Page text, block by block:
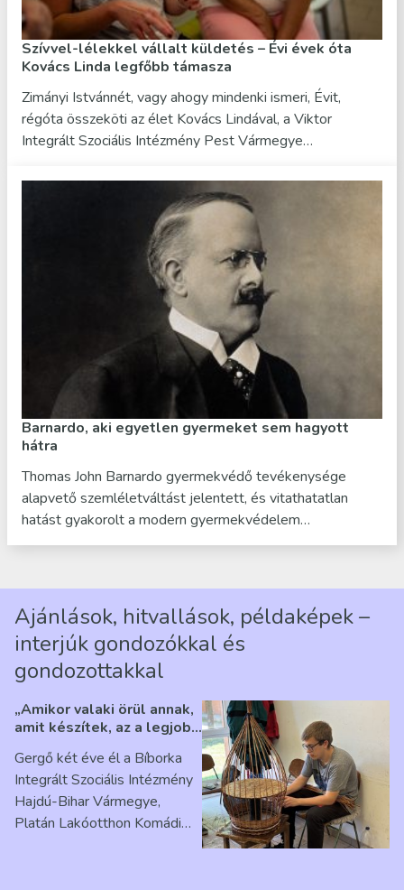
Szívvel-lélekkel vállalt küldetés – Évi évek óta
Kovács Linda legfőbb támasza
Zimányi Istvánnét, vagy ahogy mindenki ismeri, Évit,
régóta összeköti az élet Kovács Lindával, a Viktor
Integrált Szociális Intézmény Pest Vármegye…
Barnardo, aki egyetlen gyermeket sem hagyott
hátra
Thomas John Barnardo gyermekvédő tevékenysége
alapvető szemléletváltást jelentett, és vitathatatlan
hatást gyakorolt a modern gyermekvédelem…
Ajánlások, hitvallások, példaképek –
interjúk gondozókkal és
gondozottakkal
„Amikor valaki örül annak,
amit készítek, az a legjobb
Ribárszky Gergő ellátottal
Gergő két éve él a Bíborka
Integrált Szociális Intézmény
Hajdú-Bihar Vármegye,
Platán Lakóotthon Komádi